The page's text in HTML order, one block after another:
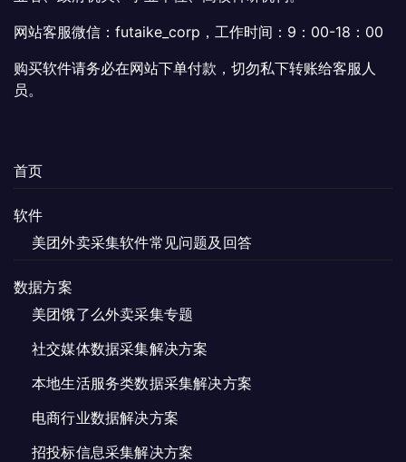
网站客服微信：futaike_corp，工作时间：9：00-18：00
购买软件请务必在网站下单付款，切勿私下转账给客服人
员。
首页
软件
美团外卖采集软件常见问题及回答
数据方案
美团饿了么外卖采集专题
社交媒体数据采集解决方案
本地生活服务类数据采集解决方案
电商行业数据解决方案
招投标信息采集解决方案